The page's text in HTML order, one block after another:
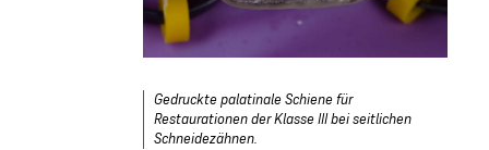
Gedruckte palatinale Schiene für
Restaurationen der Klasse III bei seitlichen
Schneidezähnen.